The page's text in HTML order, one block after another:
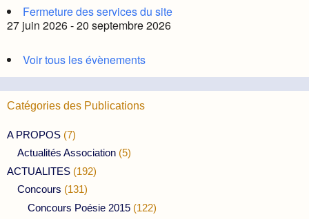
Fermeture des services du site
27 juin 2026 - 20 septembre 2026
Voir tous les évènements
Catégories des Publications
A PROPOS (7)
Actualités Association (5)
ACTUALITES (192)
Concours (131)
Concours Poésie 2015 (122)